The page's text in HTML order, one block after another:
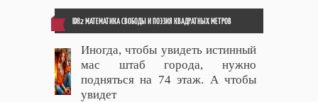
ID82 МАТЕМАТИКА СВОБОДЫ И ПОЭЗИЯ КВАДРАТНЫХ МЕТРОВ
Иногда, чтобы увидеть истинный
мас штаб города, нужно
подняться на 74 этаж. А чтобы
увидет